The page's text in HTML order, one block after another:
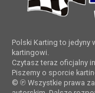
Polski Karting to jedyny
kartingowi.
Czytasz teraz oficjalny
Piszemy o sporcie
© ℗ Wszystkie prawa